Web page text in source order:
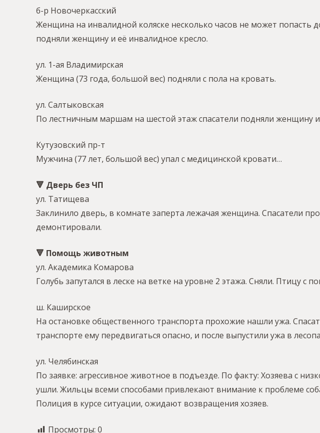
б-р Новочеркасский
Женщина на инвалидной коляске несколько часов не может попасть
подняли женщину и её инвалидное кресло.
ул. 1-ая Владимирская
Женщина (73 года, большой вес) подняли с пола на кровать.
ул. Салтыковская
По лестничным маршам на шестой этаж спасатели подняли женщину
Кутузовский пр-т
Мужчина (77 лет, большой вес) упал с медицинской кровати…
🔻 Дверь без ЧП
ул. Татищева
Заклинило дверь, в комнате заперта лежачая женщина. Спасатели
демонтировали.
🔻 Помощь животным
ул. Академика Комарова
Голубь запутался в леске на ветке на уровне 2 этажа. Сняли. Птицу с
ш. Каширское
На остановке общественного транспорта прохожие нашли ужа.
транспорте ему передвигаться опасно, и после выпустили ужа в
ул. Челябинская
По заявке: агрессивное животное в подъезде. По факту: Хозяева с
ушли. Жильцы всеми способами привлекают внимание к проблеме
Полиция в курсе ситуации, ожидают возвращения хозяев.
Просмотры: 0